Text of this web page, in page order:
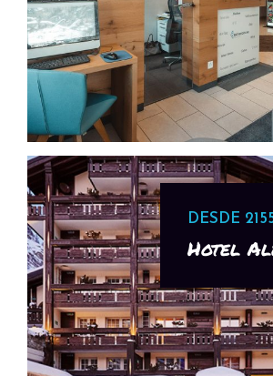
DESDE
Hotel